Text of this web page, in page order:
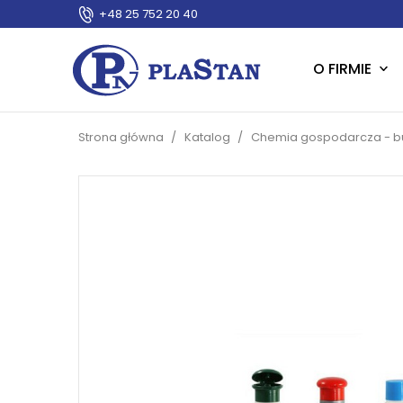
+48 25 752 20 40
O FIRMIE
Strona główna Katalog Chemia gospodarcza -